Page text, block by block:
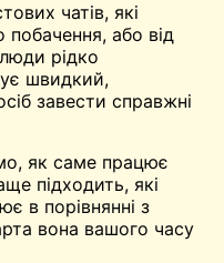
чатів, які
або від
рідко
швидкий,
завести справжні
як саме працює
підходить, які
в порівнянні з
вона вашого часу